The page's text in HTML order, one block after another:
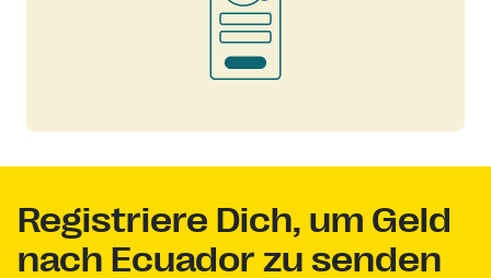
Registriere Dich, um Geld
nach Ecuador zu senden